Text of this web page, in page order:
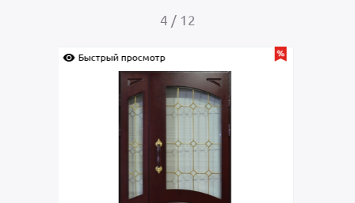
4 / 12
Быстрый просмотр